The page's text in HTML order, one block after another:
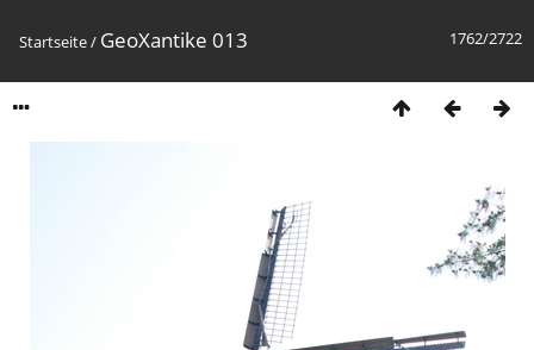
1762/2722
Startseite/ GeoXantike 013